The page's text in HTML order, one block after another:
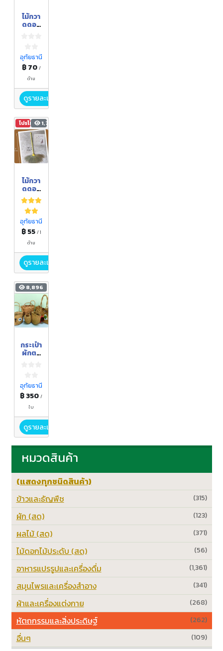
ไม้กวา
ดดอก
อุทัยธานี
฿ 70 /
ด้าม
ดูรายละเอียด
โปรโมชัน 1,794
ไม้กวา
ดดอก
หญ้า
อุทัยธานี
฿ 55 / 1
ด้าม
ดูรายละเอียด
8,896
กระเป๋า
ผักตบ
อุทัยธานี
฿ 350/
ใบ
ดูรายละเอียด
หมวดสินค้า
(แสดงทุกชนิดสินค้า)
(315)
ข้าวและธัญพืช
(123)
ผัก (สด)
(371)
ผลไม้ (สด)
(56)
ไม้ดอกไม้ประดับ (สด)
(1,361)
อาหารแปรรูปและเครื่องดื่ม
(341)
สมุนไพรและเครื่องสำอาง
(268)
ผ้าและเครื่องแต่งกาย
(262)
หัตถกรรมและสิ่งประดิษฐ์
(109)
อื่นๆ